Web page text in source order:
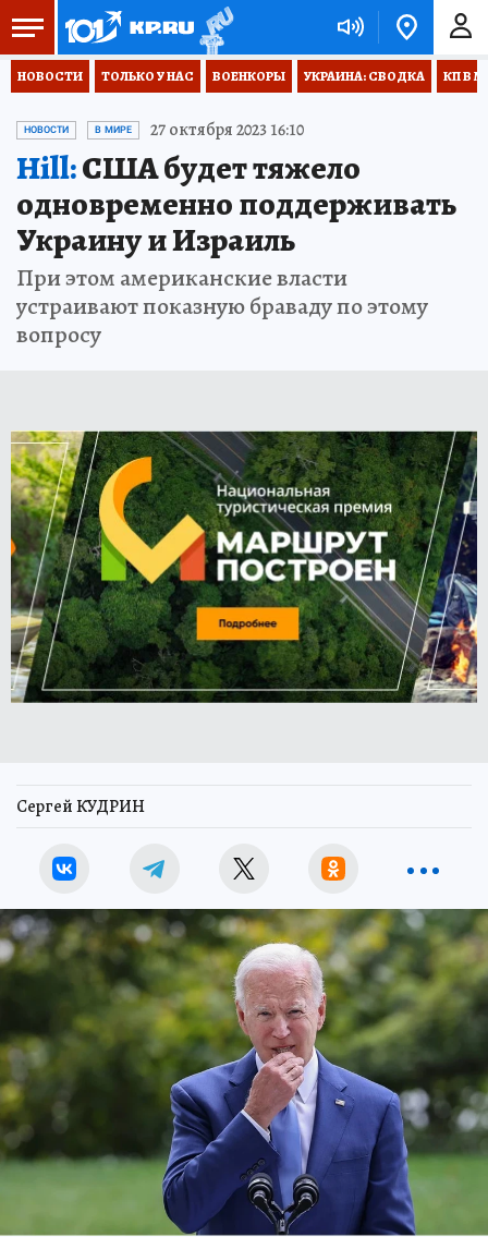
НОВОСТИ ТОЛЬКО У НАС ВОЕНКОРЫ УКРАИНА: СВОДКА КП В
НОВОСТИ В МИРЕ 27 октября 2023 16:10
Hill:США будет тяжело
одновременно поддерживать
Украину и Израиль
При этом американские власти
устраивают показную браваду по этому
вопросу
Сергей КУДРИН